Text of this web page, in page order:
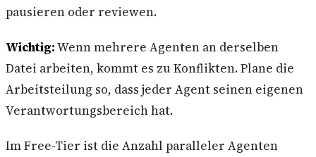
pausieren oder reviewen.
Wichtig:Wenn mehrere Agenten an derselben
Datei arbeiten, kommt es zu Konflikten. Plane die
Arbeitsteilung so, dass jeder Agent seinen eigenen
Verantwortungsbereich hat.
Im Free-Tier ist die Anzahl paralleler Agenten